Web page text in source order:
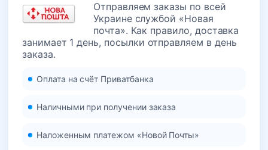
Отправляем заказы по всей
Украине службой «Новая
почта». Как правило, доставка
занимает 1 день, посылки отправляем в день
заказа.
Оплата на счёт Приватбанка
Наличными при получении заказа
Наложенным платежом «Новой Почты»